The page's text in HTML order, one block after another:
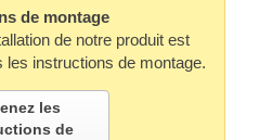
de montage
de notre produit est
les instructions de montage.
les
de